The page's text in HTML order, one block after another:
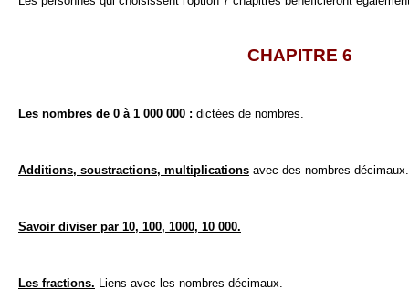
CHAPITRE 6
Les nombres de 0 à 1 000 000 : dictées de nombres.
Additions, soustractions, multiplications avec des nombres décimaux.
Savoir diviser par 10, 100, 1000, 10 000.
Les fractions. Liens avec les nombres décimaux.